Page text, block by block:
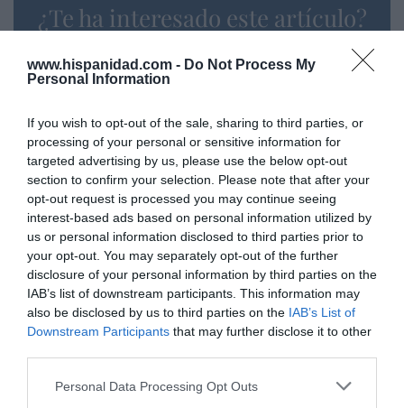
www.hispanidad.com - Do Not Process My
Personal Information
If you wish to opt-out of the sale, sharing to third parties, or
processing of your personal or sensitive information for
targeted advertising by us, please use the below opt-out
section to confirm your selection. Please note that after your
opt-out request is processed you may continue seeing
interest-based ads based on personal information utilized by
us or personal information disclosed to third parties prior to
your opt-out. You may separately opt-out of the further
disclosure of your personal information by third parties on the
IAB’s list of downstream participants. This information may
also be disclosed by us to third parties on the IAB’s List of
Downstream Participants that may further disclose it to other
Personal Data Processing Opt Outs
¿Te ha interesado este artículo?
Suscríbete a nuestro newsletter y recibe cada dia
en tu correo lo más destacado de Hispanidad
He leído y acepto lascondiciones legales